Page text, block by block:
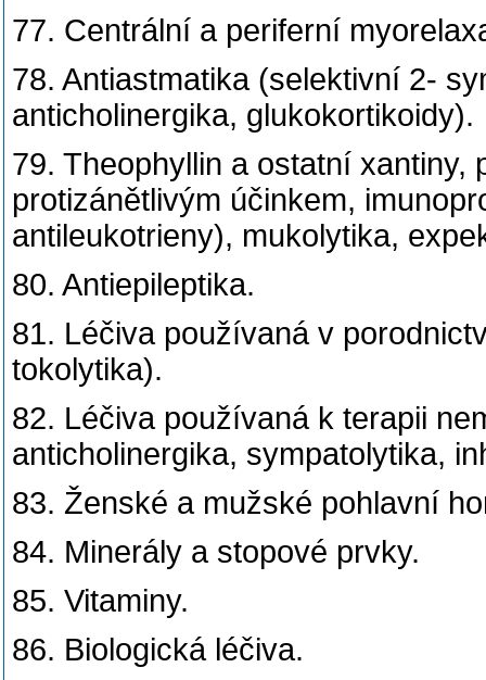
77. Centrální a periferní
78. Antiastmatika (selektivní 2-
anticholinergika, glukokortikoidy).
79. Theophyllin a ostatní
protizánětlivým účinkem,
antileukotrieny), mukolytika,
80. Antiepileptika.
81. Léčiva používaná v
tokolytika).
82. Léčiva používaná k terapii
anticholinergika, sympatolytika,
83. Ženské a mužské pohlavní
84. Minerály a stopové prvky.
85. Vitaminy.
86. Biologická léčiva.